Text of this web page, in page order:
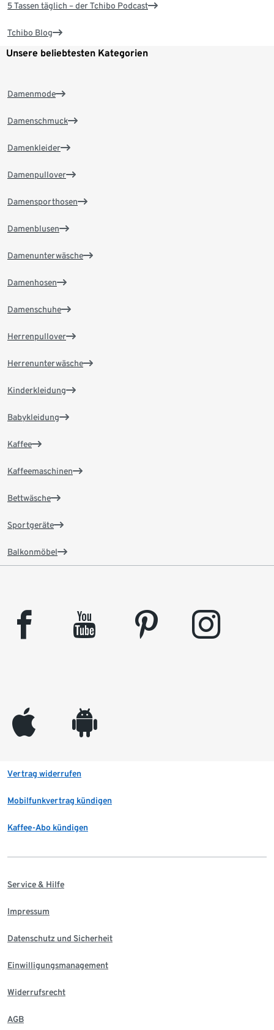
5 Tassen täglich – der Tchibo Podcast
Tchibo Blog
Unsere beliebtesten Kategorien
Damenmode
Damenschmuck
Damenkleider
Damenpullover
Damensporthosen
Damenblusen
Damenunterwäsche
Damenhosen
Damenschuhe
Herrenpullover
Herrenunterwäsche
Kinderkleidung
Babykleidung
Kaffee
Kaffeemaschinen
Bettwäsche
Sportgeräte
Balkonmöbel
facebook youtube pinterest instagram
appleinc android
Vertrag widerrufen
Mobilfunkvertrag kündigen
Kaffee-Abo kündigen
Service & Hilfe
Impressum
Datenschutz und Sicherheit
Einwilligungsmanagement
Widerrufsrecht
AGB